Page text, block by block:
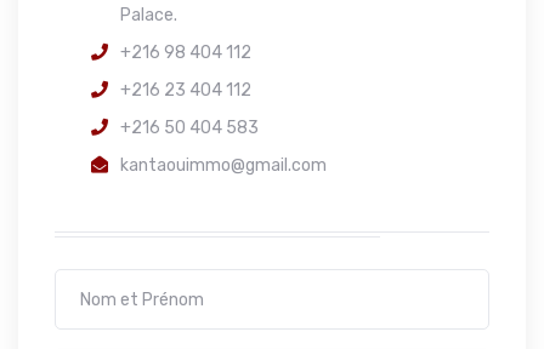
Palace.
+216 98 404 112
+216 23 404 112
+216 50 404 583
kantaouimmo@gmail.com